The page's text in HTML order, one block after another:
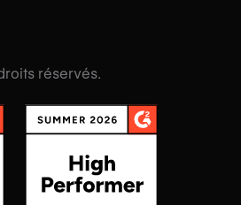
réservés.